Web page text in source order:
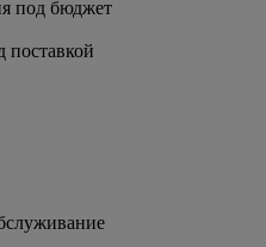
под бюджет
поставкой